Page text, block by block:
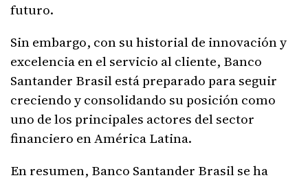
futuro.
Sin embargo, con su historial de innovación y
excelencia en el servicio al cliente, Banco
Santander Brasil está preparado para seguir
creciendo y consolidando su posición como
uno de los principales actores del sector
financiero en América Latina.
En resumen, Banco Santander Brasil se ha